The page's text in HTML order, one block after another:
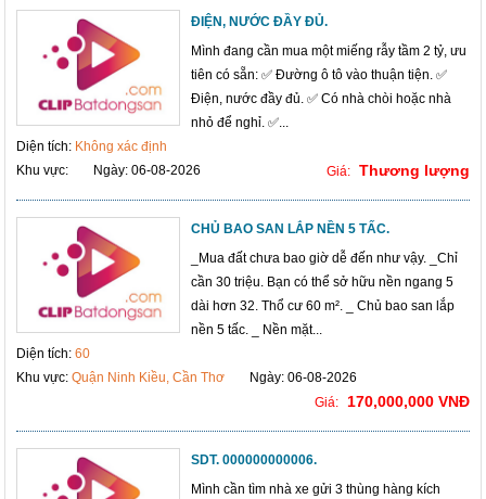
ĐIỆN, NƯỚC ĐẦY ĐỦ.
Mình đang cần mua một miếng rẫy tầm 2 tỷ, ưu
tiên có sẵn: ✅ Đường ô tô vào thuận tiện. ✅
Điện, nước đầy đủ. ✅ Có nhà chòi hoặc nhà
nhỏ để nghỉ. ✅...
Diện tích: Không xác định
Khu vực:
Ngày: 06-08-2026 Giá: Thương lượng
CHỦ BAO SAN LẮP NỀN 5 TẤC.
_Mua đất chưa bao giờ dễ đến như vậy. _Chỉ
cần 30 triệu. Bạn có thể sở hữu nền ngang 5
dài hơn 32. Thổ cư 60 m². _ Chủ bao san lắp
nền 5 tấc. _ Nền mặt...
Diện tích:60
Khu vực:Quận Ninh Kiều, Cần Thơ
Ngày: 06-08-2026
Giá:
170,000,000 VNĐ
SDT. 000000000006.
Mình cần tìm nhà xe gửi 3 thùng hàng kích